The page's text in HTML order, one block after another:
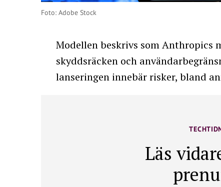
Foto: Adobe Stock
Modellen beskrivs som
skyddsräcken och
lanseringen innebär risker, bland
Läs